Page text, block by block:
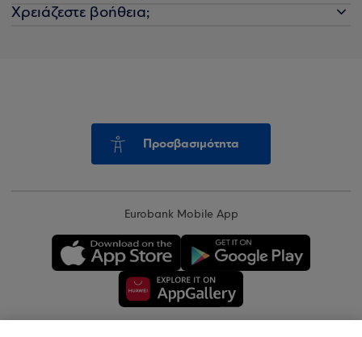
Χρειάζεστε βοήθεια;
Προσβασιμότητα
Eurobank Mobile App